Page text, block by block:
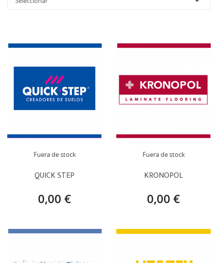
Fuera de stock
QUICK STEP
0,00 €
Fuera de stock
KRONOPOL
0,00 €